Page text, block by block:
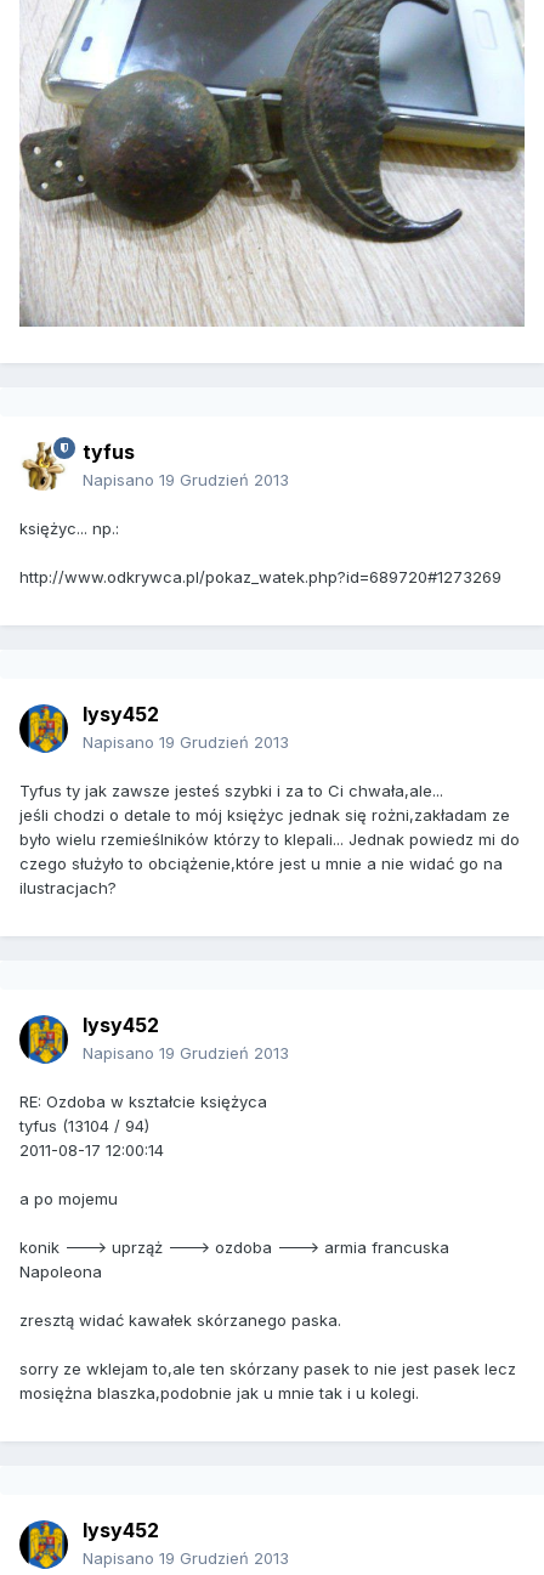
tyfus
Napisano 19 Grudzień 2013
księżyc... np.:
http://www.odkrywca.pl/pokaz_watek.php?id=689720#1273269
lysy452
Napisano 19 Grudzień 2013
Tyfus ty jak zawsze jesteś szybki i za to Ci chwała,ale...
jeśli chodzi o detale to mój księżyc jednak się rożni,zakładam ze
było wielu rzemieślników którzy to klepali... Jednak powiedz mi do
czego służyło to obciążenie,które jest u mnie a nie widać go na
ilustracjach?
lysy452
Napisano 19 Grudzień 2013
RE: Ozdoba w kształcie księżyca
tyfus (13104 / 94)
2011-08-17 12:00:14
a po mojemu
konik ---> uprząż ---> ozdoba ---> armia francuska
Napoleona
zresztą widać kawałek skórzanego paska.
sorry ze wklejam to,ale ten skórzany pasek to nie jest pasek lecz
mosiężna blaszka,podobnie jak u mnie tak i u kolegi.
lysy452
Napisano 19 Grudzień 2013